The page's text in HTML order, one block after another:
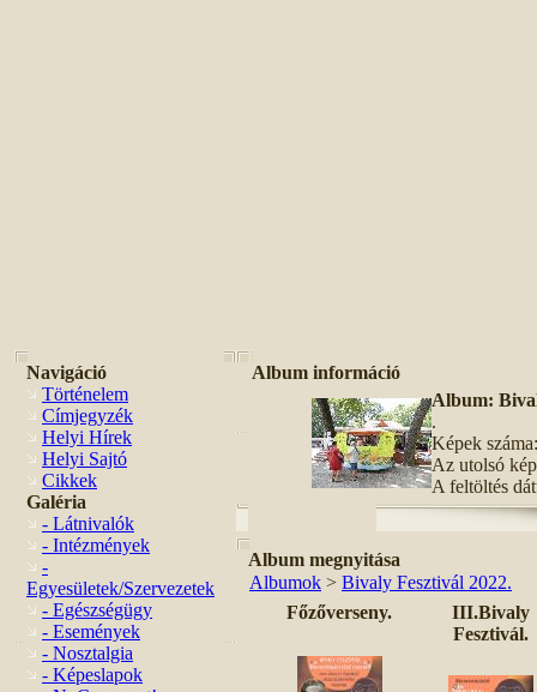
Navigáció
Történelem
Címjegyzék
Helyi Hírek
Helyi Sajtó
Cikkek
Galéria
- Látnivalók
- Intézmények
-
Egyesületek/Szervezetek
- Egészségügy
- Események
- Nosztalgia
- Képeslapok
Album információ
Album:
.
Képek
Az utolsó
A feltöltés
Album megnyitása
Albumok > Bivaly Fesztivál 2022.
Főzőverseny.
III.Bivaly
Fesztivál.